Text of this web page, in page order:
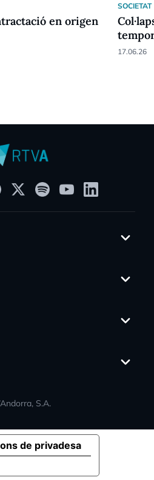
en origen
SOCIETAT
17.06.26
S.A.
de privadesa